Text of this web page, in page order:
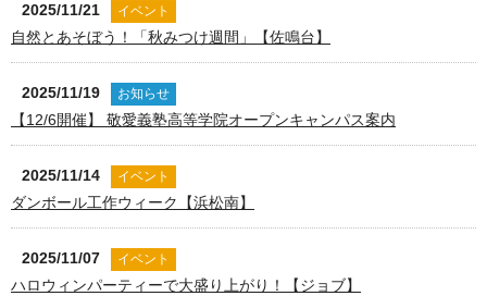
2025/11/21 イベント
自然とあそぼう！「秋みつけ週間」【佐鳴台】
2025/11/19 お知らせ
【12/6開催】 敬愛義塾高等学院オープンキャンパス案内
2025/11/14 イベント
ダンボール工作ウィーク【浜松南】
2025/11/07 イベント
ハロウィンパーティーで大盛り上がり！【ジョブ】